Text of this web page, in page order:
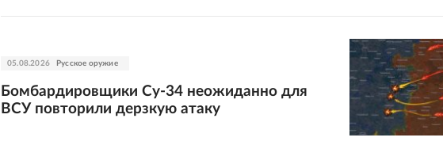
05.08.2026 Русское оружие
Бомбардировщики Су-34 неожиданно для
ВСУ повторили дерзкую атаку